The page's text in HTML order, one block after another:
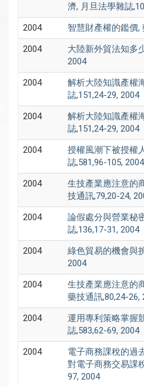
濟, 月旦法學雜誌
2004
智慧財產權的鑑價,
2004
大陸新外貿法知多
2004
2004
解析大陸知識產權
誌,151,24-29, 2004
2004
解析大陸知識產權
誌,151,24-29, 2004
2004
授權風潮下被授權
誌,581,96-105, 2004
2004
生技產業應注意的
技通訊,79,20-24,
2004
論假處分與營業秘
誌,136,17-31, 2004
2004
綠色貿易的機會與
2004
2004
生技產業應注意的
藥技通訊,80,24-26,
2004
運用專利策略掌握
誌,583,62-69, 2004
2004
電子商務課稅的過
對電子商務交易課
97, 2004